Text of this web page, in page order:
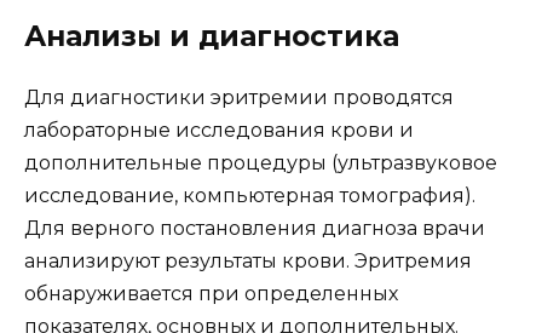
Анализы и диагностика
Для диагностики эритремии проводятся
лабораторные исследования крови и
дополнительные процедуры (ультразвуковое
исследование, компьютерная томография).
Для верного постановления диагноза врачи
анализируют результаты крови. Эритремия
обнаруживается при определенных
показателях, основных и дополнительных.